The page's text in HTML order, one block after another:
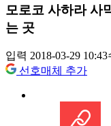
모로코 사하라 사
는 곳
입력 2018-03-29 10:43
선호매체 추가